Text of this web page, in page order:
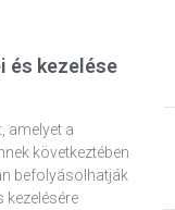
és kezelése
amelyet a
következtében
befolyásolhatják
kezelésére